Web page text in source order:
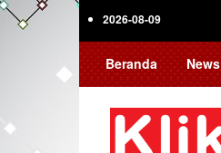
Skip
2026-08-09
Beranda News